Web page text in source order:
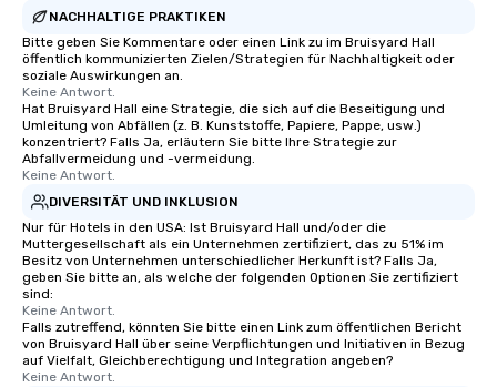
NACHHALTIGE PRAKTIKEN
Bitte geben Sie Kommentare oder einen Link zu im Bruisyard Hall
öffentlich kommunizierten Zielen/Strategien für Nachhaltigkeit oder
soziale Auswirkungen an.
Keine Antwort.
Hat Bruisyard Hall eine Strategie, die sich auf die Beseitigung und
Umleitung von Abfällen (z. B. Kunststoffe, Papiere, Pappe, usw.)
konzentriert? Falls Ja, erläutern Sie bitte Ihre Strategie zur
Abfallvermeidung und -vermeidung.
Keine Antwort.
DIVERSITÄT UND INKLUSION
Nur für Hotels in den USA: Ist Bruisyard Hall und/oder die
Muttergesellschaft als ein Unternehmen zertifiziert, das zu 51% im
Besitz von Unternehmen unterschiedlicher Herkunft ist? Falls Ja,
geben Sie bitte an, als welche der folgenden Optionen Sie zertifiziert
sind:
Keine Antwort.
Falls zutreffend, könnten Sie bitte einen Link zum öffentlichen Bericht
von Bruisyard Hall über seine Verpflichtungen und Initiativen in Bezug
auf Vielfalt, Gleichberechtigung und Integration angeben?
Keine Antwort.